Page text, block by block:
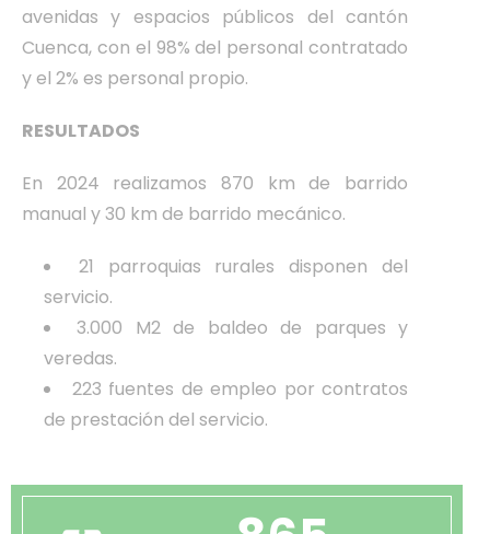
avenidas y espacios públicos del cantón
Cuenca, con el 98% del personal contratado
y el 2% es personal propio.
RESULTADOS
En 2024 realizamos 870 km de barrido
manual y 30 km de barrido mecánico.
21 parroquias rurales disponen del
servicio.
3.000 M2 de baldeo de parques y
veredas.
223 fuentes de empleo por contratos
de prestación del servicio.